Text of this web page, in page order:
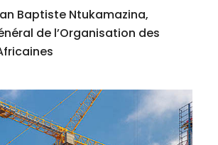
Baptiste Ntukamazina,
de l’Organisation des